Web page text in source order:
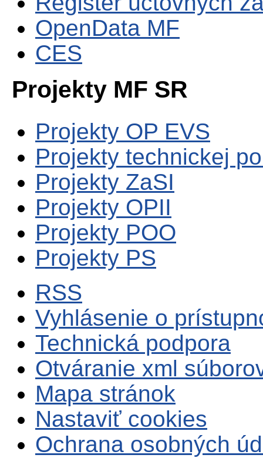
OpenData MF
CES
Projekty MF SR
Projekty OP EVS
Projekty technickej
Projekty ZaSI
Projekty OPII
Projekty POO
Projekty PS
RSS
Vyhlásenie o
Technická podpora
Otváranie xml
Mapa stránok
Nastaviť cookies
Ochrana osobných